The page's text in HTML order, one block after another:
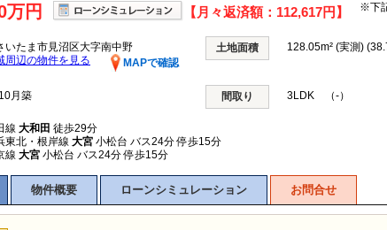
万円 【月々返済額： 112,617円 】 ※下
いたま市見沼区大字南中野
MAPで確認
周辺の物件を見る
土地面積 128.05m² (実測)
月築 間取り 3LDK （-）
線 大和田 徒歩29分
東北・根岸線 大宮 小松台 バス24分 停歩15分
線 大宮 小松台 バス24分 停歩15分
物件概要 ローンシミュレーション お問合せ